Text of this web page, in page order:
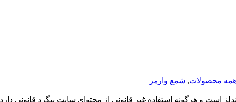
همه محصولات, شمع وارمر
است و هرگونه استفاده غیر قانونی از محتوای سایت پیگرد قانونی دارد